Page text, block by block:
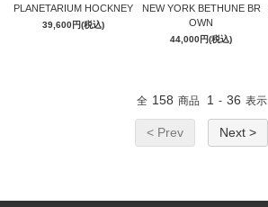
PLANETARIUM HOCKNEY
39,600円(税込)
NEW YORK BETHUNE BR
OWN
44,000円(税込)
全 158 商品 1 - 36 表示
< Prev Next >